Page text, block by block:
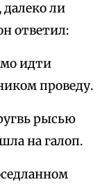
далеко ли
ответил:
идти
проведу.
рысью
на галоп.